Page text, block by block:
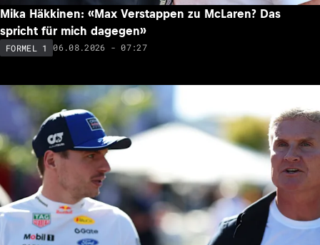
Mika Häkkinen: «Max Verstappen zu McLaren? Das
spricht für mich dagegen»
FORMEL 1 06.08.2026 - 07:27